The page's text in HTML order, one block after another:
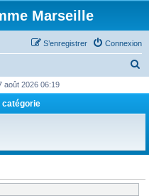
Marseille
Connexion
S’enregistrer
h
r
août 2026 06:19
catégorie